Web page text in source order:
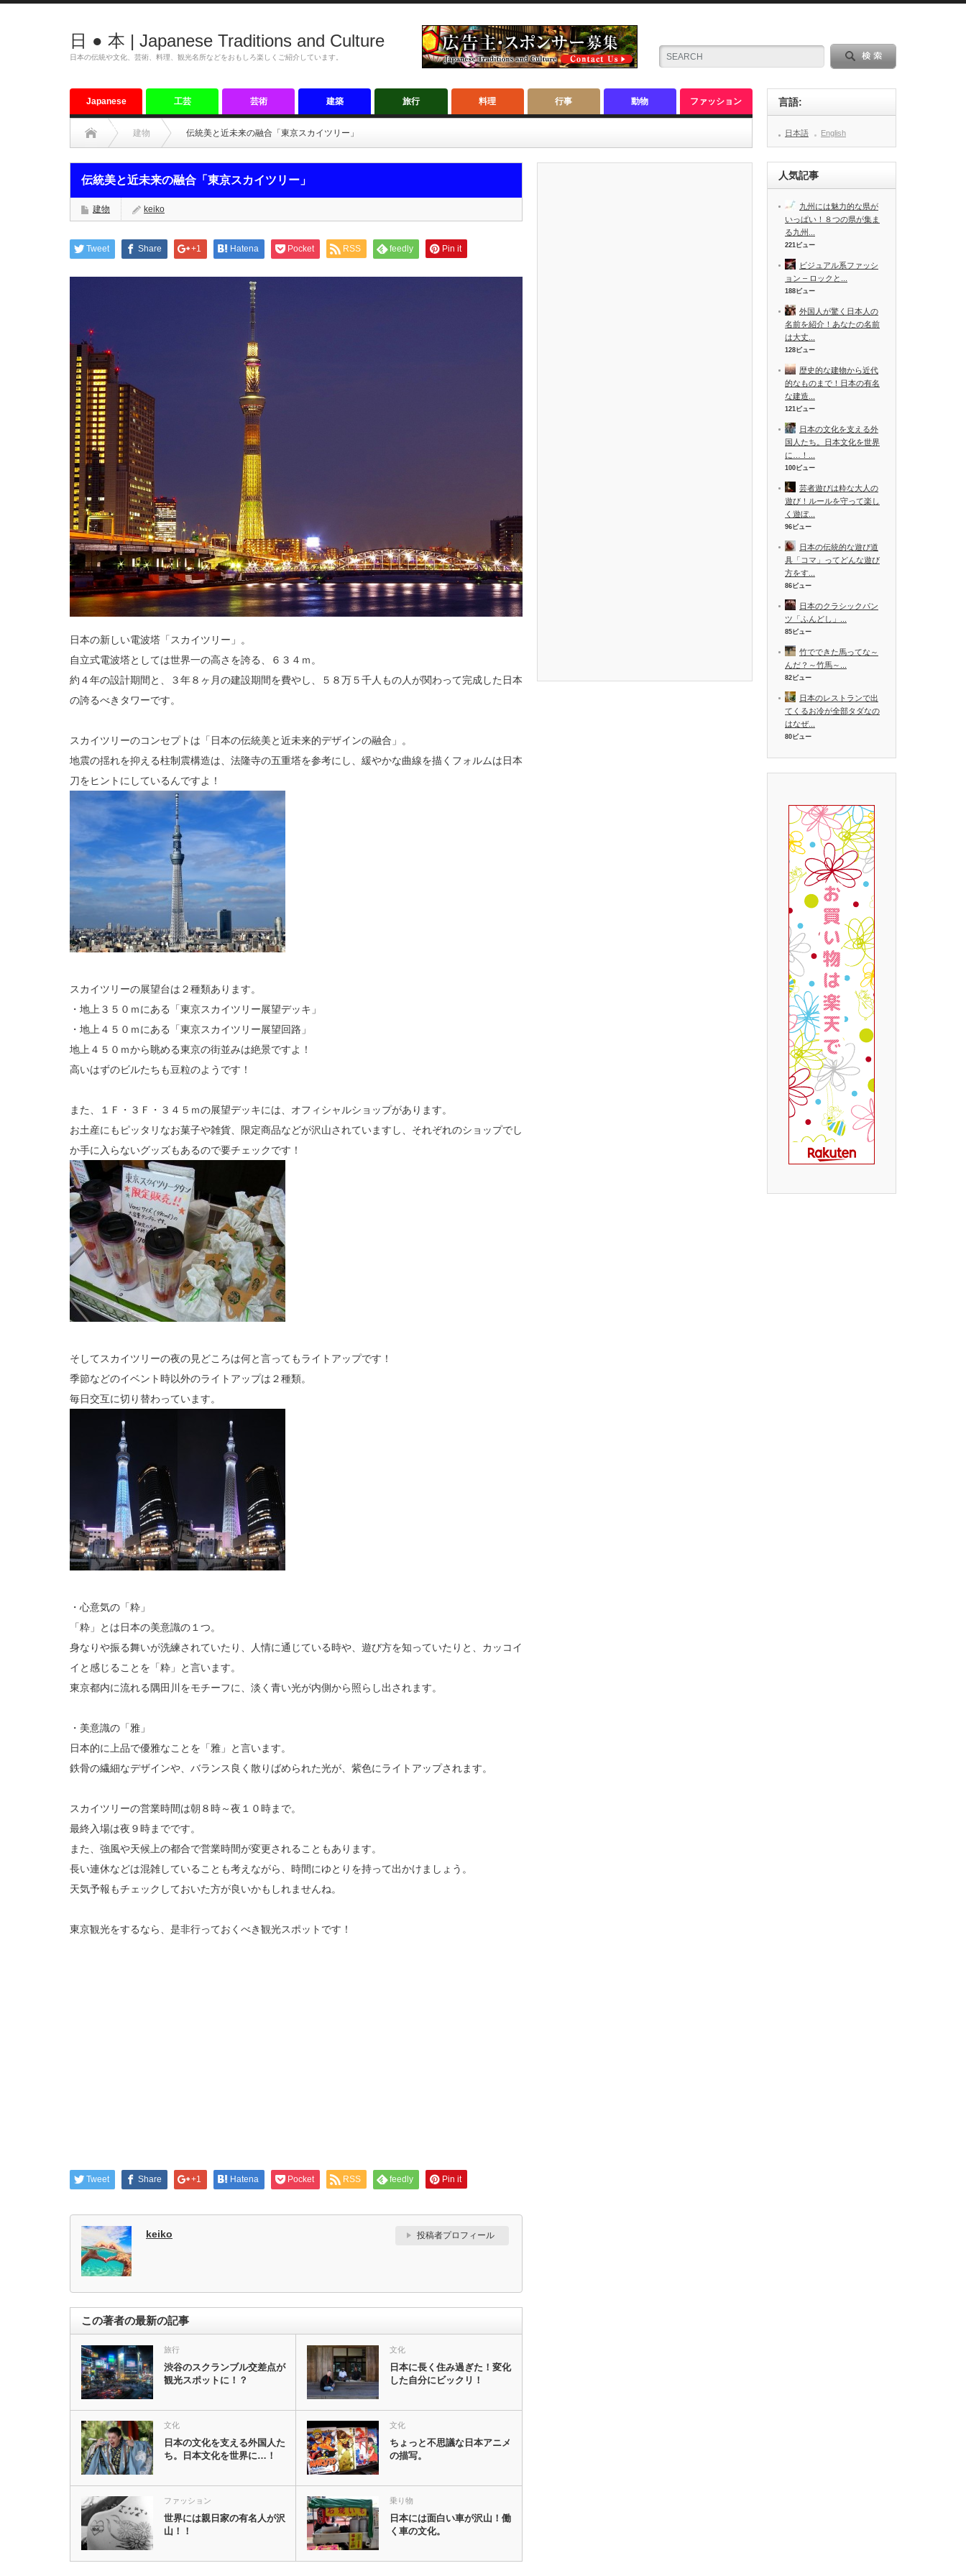
日 ● 本 | Japanese Traditions and Culture
日本の伝統や文化、芸術、料理、観光名所などをおもしろ楽しくご紹介しています。
Japanese
tradition
工芸 芸術 建築 旅行 料理 行事 動物 ファッション
建物 伝統美と近未来の融合「東京スカイツリー」
伝統美と近未来の融合「東京スカイツリー」
建物 keiko
Tweet Share +1 Hatena Pocket RSS feedly Pin it
日本の新しい電波塔「スカイツリー」。
自立式電波塔としては世界一の高さを誇る、６３４ｍ。
約４年の設計期間と、３年８ヶ月の建設期間を費やし、５８万５千人もの人が関わって完成した日本
の誇るべきタワーです。
スカイツリーのコンセプトは「日本の伝統美と近未来的デザインの融合」。
地震の揺れを抑える柱制震構造は、法隆寺の五重塔を参考にし、緩やかな曲線を描くフォルムは日本
刀をヒントにしているんですよ！
スカイツリーの展望台は２種類あります。
・地上３５０ｍにある「東京スカイツリー展望デッキ」
・地上４５０ｍにある「東京スカイツリー展望回路」
地上４５０ｍから眺める東京の街並みは絶景ですよ！
高いはずのビルたちも豆粒のようです！
また、１Ｆ・３Ｆ・３４５ｍの展望デッキには、オフィシャルショップがあります。
お土産にもピッタリなお菓子や雑貨、限定商品などが沢山されていますし、それぞれのショップでし
か手に入らないグッズもあるので要チェックです！
そしてスカイツリーの夜の見どころは何と言ってもライトアップです！
季節などのイベント時以外のライトアップは２種類。
毎日交互に切り替わっています。
・心意気の「粋」
「粋」とは日本の美意識の１つ。
身なりや振る舞いが洗練されていたり、人情に通じている時や、遊び方を知っていたりと、カッコイ
イと感じることを「粋」と言います。
東京都内に流れる隅田川をモチーフに、淡く青い光が内側から照らし出されます。
・美意識の「雅」
日本的に上品で優雅なことを「雅」と言います。
鉄骨の繊細なデザインや、バランス良く散りばめられた光が、紫色にライトアップされます。
スカイツリーの営業時間は朝８時～夜１０時まで。
最終入場は夜９時までです。
また、強風や天候上の都合で営業時間が変更されることもあります。
長い連休などは混雑していることも考えながら、時間にゆとりを持って出かけましょう。
天気予報もチェックしておいた方が良いかもしれませんね。
東京観光をするなら、是非行っておくべき観光スポットです！
Tweet Share +1 Hatena Pocket RSS feedly Pin it
keiko 投稿者プロフィール
この著者の最新の記事
旅行
渋谷のスクランブル交差点が
観光スポットに！？
文化
日本に長く住み過ぎた！変化
した自分にビックリ！
文化
日本の文化を支える外国人た
ち。日本文化を世界に…！
文化
ちょっと不思議な日本アニメ
の描写。
ファッション
世界には親日家の有名人が沢
山！！
乗り物
日本には面白い車が沢山！働
く車の文化。
言語:
日本語 English
人気記事
九州には魅力的な県が
いっぱい！８つの県が集ま
る九州...
221ビュー
ビジュアル系ファッシ
ョン – ロックと...
188ビュー
外国人が驚く日本人の
名前を紹介！あなたの名前
は大丈...
128ビュー
歴史的な建物から近代
的なものまで！日本の有名
な建造...
121ビュー
日本の文化を支える外
国人たち。日本文化を世界
に…！...
100ビュー
芸者遊びは粋な大人の
遊び！ルールを守って楽し
く遊ぼ...
96ビュー
日本の伝統的な遊び道
具「コマ」ってどんな遊び
方をす...
86ビュー
日本のクラシックパン
ツ「ふんどし」...
85ビュー
竹でできた馬ってな～
んだ？～竹馬～...
82ビュー
日本のレストランで出
てくるお冷が全部タダなの
はなぜ...
80ビュー